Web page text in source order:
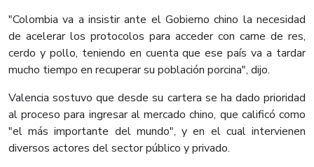
"Colombia va a insistir ante el Gobierno chino la necesidad
de acelerar los protocolos para acceder con carne de res,
cerdo y pollo, teniendo en cuenta que ese país va a tardar
mucho tiempo en recuperar su población porcina", dijo.
Valencia sostuvo que desde su cartera se ha dado prioridad
al proceso para ingresar al mercado chino, que calificó como
"el más importante del mundo", y en el cual intervienen
diversos actores del sector público y privado.